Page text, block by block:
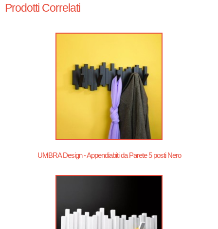
Prodotti Correlati
UMBRA Design - Appendiabiti da Parete 5 posti Nero